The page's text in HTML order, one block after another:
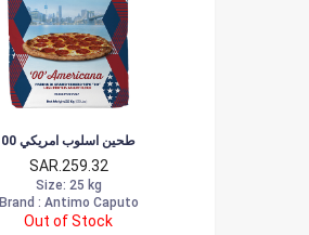
طحين اسلوب امريكي 00
SAR.259.32
Size: 25 kg
Brand : Antimo Caputo
Out of Stock